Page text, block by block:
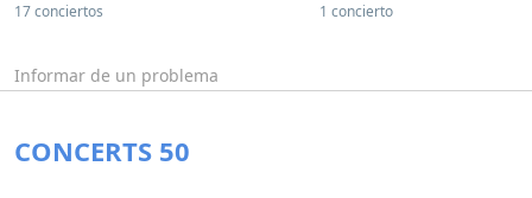
17 conciertos 1 concierto
Informar de un problema
CONCERTS 50